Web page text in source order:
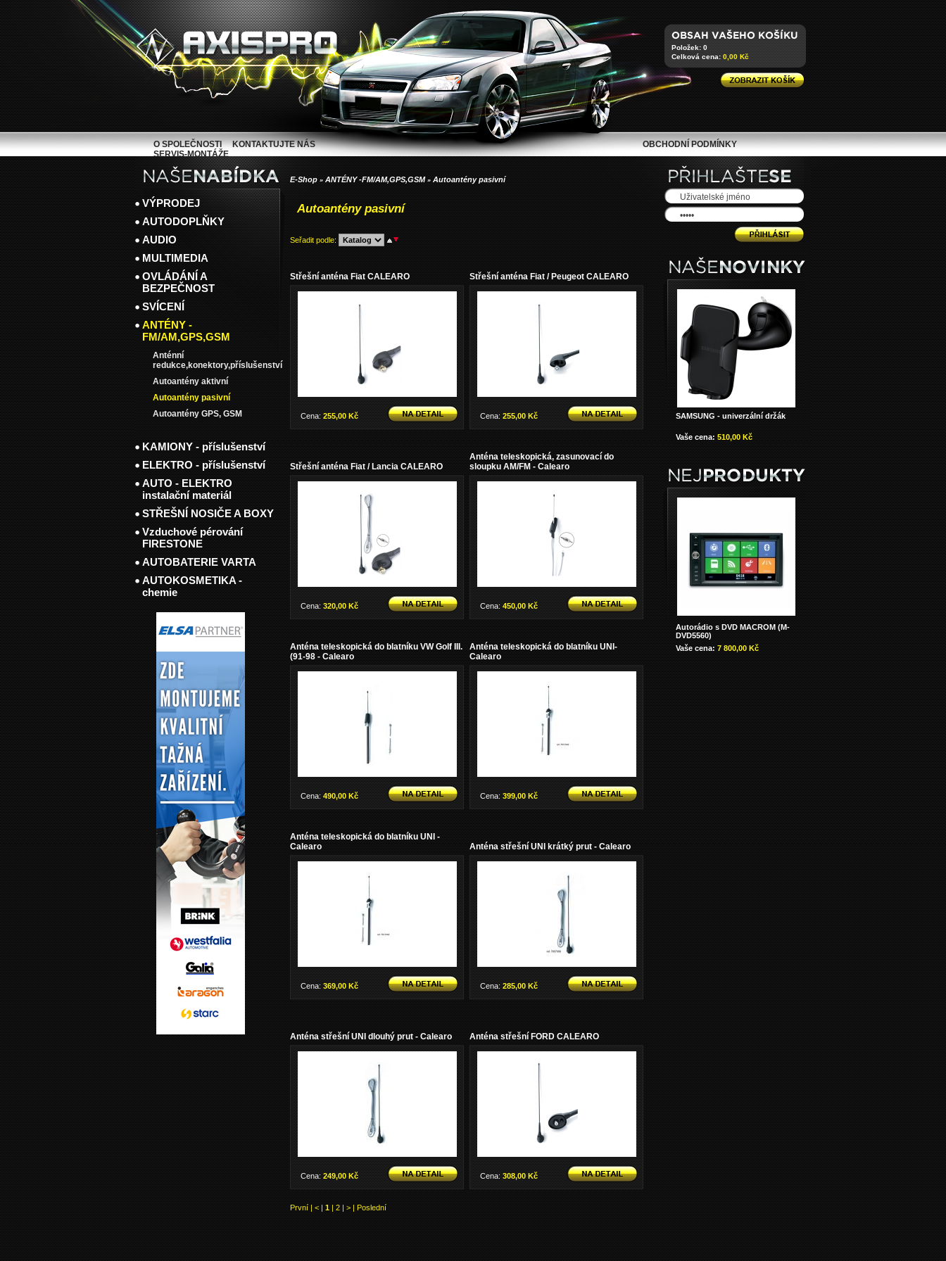
E-Shop » ANTÉNY -FM/AM,GPS,GSM» Autoantény pasivní
Autoantény pasivní
Seřadit podle:
Střešní anténa Fiat CALEARO
Cena: 255,00 Kč
Střešní anténa Fiat / Peugeot CALEARO
Cena: 255,00 Kč
Střešní anténa Fiat / Lancia CALEARO
Cena: 320,00 Kč
Anténa teleskopická, zasunovací do
sloupku AM/FM - Calearo
Cena: 450,00 Kč
Anténa teleskopická do blatníku VW Golf III.
(91-98 - Calearo
Cena: 490,00 Kč
Anténa teleskopická do blatníku UNI-
Calearo
Cena: 399,00 Kč
Anténa teleskopická do blatníku UNI -
Calearo
Cena: 369,00 Kč
Anténa střešní UNI krátký prut - Calearo
Cena: 285,00 Kč
Anténa střešní UNI dlouhý prut - Calearo
Cena: 249,00 Kč
Anténa střešní FORD CALEARO
Cena: 308,00 Kč
První | < | 1 | 2 | > | Poslední
VÝPRODEJ
AUTODOPLŇKY
AUDIO
MULTIMEDIA
OVLÁDÁNÍ A
BEZPEČNOST
SVÍCENÍ
ANTÉNY -
FM/AM,GPS,GSM
Anténní
redukce,konektory,příslušenství
Autoantény aktivní
Autoantény pasivní
Autoantény GPS, GSM
KAMIONY - příslušenství
ELEKTRO - příslušenství
AUTO - ELEKTRO
instalační materiál
STŘEŠNÍ NOSIČE A BOXY
Vzduchové pérování
FIRESTONE
AUTOBATERIE VARTA
AUTOKOSMETIKA -
chemie
SAMSUNG - univerzální držák
Vaše cena: 510,00 Kč
Autorádio s DVD MACROM (M-
DVD5560)
Vaše cena: 7 800,00 Kč
O SPOLEČNOSTI KONTAKTUJTE NÁS
OBCHODNÍ PODMÍNKY
SERVIS-MONTÁŽE
Položek: 0
Celková cena: 0,00 Kč